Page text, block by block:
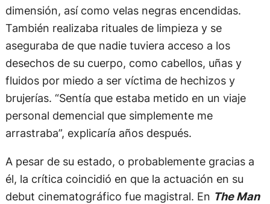
dimensión, así como velas negras encendidas.
También realizaba rituales de limpieza y se
aseguraba de que nadie tuviera acceso a los
desechos de su cuerpo, como cabellos, uñas y
fluidos por miedo a ser víctima de hechizos y
brujerías. “Sentía que estaba metido en un viaje
personal demencial que simplemente me
arrastraba”, explicaría años después.
A pesar de su estado, o probablemente gracias a
él, la crítica coincidió en que la actuación en su
debut cinematográfico fue magistral. En The Man